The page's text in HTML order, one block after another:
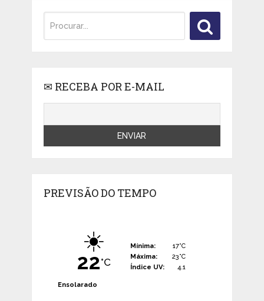
✉ RECEBA POR E-MAIL
PREVISÃO DO TEMPO
☀️
22°C
Mínima:
17°C
Máxima:
23°C
Índice UV:
4.1
Ensolarado